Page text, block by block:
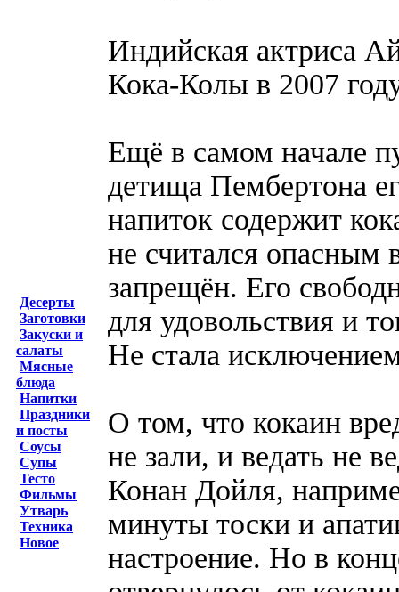
Десерты
Заготовки
Закуски и
салаты
Мясные
блюда
Напитки
Праздники
и посты
Соусы
Супы
Тесто
Фильмы
Утварь
Техника
Новое
Индийская актриса
Кока-Колы в 2007
Ещё в самом начале
детища Пембертона
напиток содержит
не считался опасным
запрещён. Его
для удовольствия и
Не стала
О том, что кокаин
не зали, и ведать не
Конан Дойля,
минуты тоски и
настроение. Но в